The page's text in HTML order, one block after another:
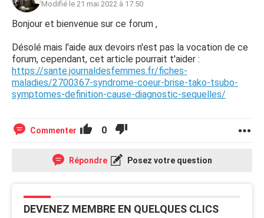
Modifié le 21 mai 2022 à 17:50
Bonjour et bienvenue sur ce forum ,
Désolé mais l'aide aux devoirs n'est pas la vocation de ce
forum, cependant, cet article pourrait t'aider :
https://sante.journaldesfemmes.fr/fiches-
maladies/2700367-syndrome-coeur-brise-tako-tsubo-
symptomes-definition-cause-diagnostic-sequelles/
Commenter 0
Répondre Posez votre question
DEVENEZ MEMBRE EN QUELQUES CLICS